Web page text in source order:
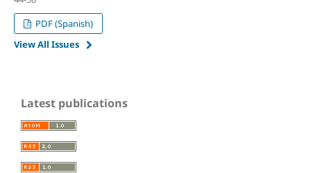
PDF (Spanish)
View All Issues
Latest publications